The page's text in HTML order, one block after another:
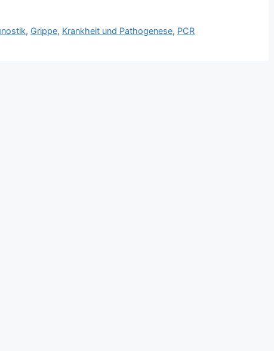
, Grippe, Krankheit und Pathogenese, PCR